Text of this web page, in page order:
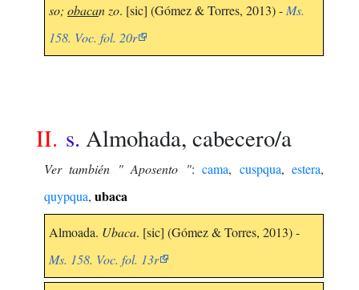
so; obacan zo. [sic] (Gómez & Torres, 2013) - Ms.
158. Voc. fol. 20r
II. s. Almohada, cabecero/a
Ver también " Aposento ":cama, cuspqua,estera,
quypqua, ubaca
Almoada. Ubaca. [sic] (Gómez & Torres, 2013) -
Ms. 158. Voc. fol. 13r